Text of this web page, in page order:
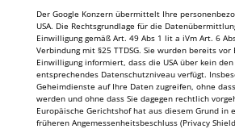
Der Google Konzern übermittelt Ihre
USA. Die Rechtsgrundlage für die
Einwilligung gemäß Art. 49 Abs 1 lit a iVm Art. 6
Verbindung mit §25 TTDSG. Sie wurden bereits
Einwilligung informiert, dass die USA über kein
entsprechendes Datenschutzniveau verfügt.
Geheimdienste auf Ihre Daten zugreifen, ohne
werden und ohne dass Sie dagegen rechtlich
Europäische Gerichtshof hat aus diesem Grund in
früheren Angemessenheitsbeschluss (Privacy